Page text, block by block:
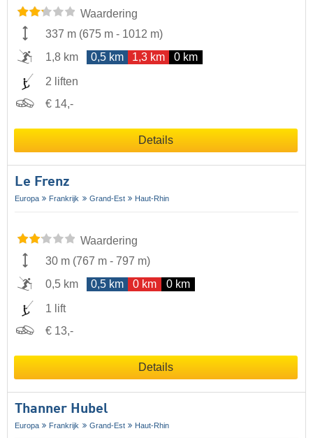
Waardering
337 m (675 m - 1012 m)
1,8 km
0,5 km 1,3 km 0 km
2 liften
€ 14,-
Details
Le Frenz
Europa Frankrijk Grand-Est Haut-Rhin
Waardering
30 m (767 m - 797 m)
0,5 km
0,5 km 0 km 0 km
1 lift
€ 13,-
Details
Thanner Hubel
Europa Frankrijk Grand-Est Haut-Rhin